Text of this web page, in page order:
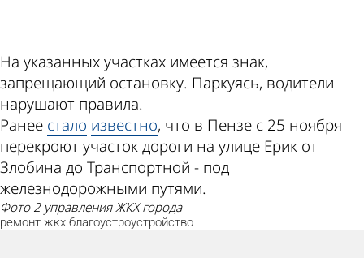
На указанных участках имеется знак,
запрещающий остановку. Паркуясь, водители
нарушают правила.
Ранее стало известно, что в Пензе с 25 ноября
перекроют участок дороги на улице Ерик от
Злобина до Транспортной - под
железнодорожными путями.
фото 2 управления ЖКХ города
ремонт жкх благоустроустройство